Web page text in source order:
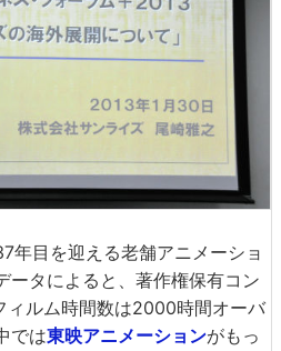
年目を迎える老舗アニメーショ
ータによると、著作権保有コン
ィルム時間数は2000時間オーバ
では東映アニメーションがもっ